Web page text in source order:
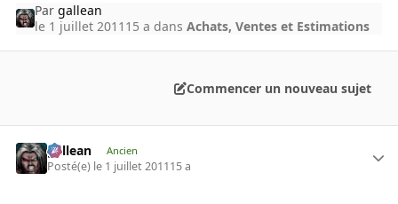
Pargallean
le 1 juillet 2011 15 a dansAchats, Ventes et Estimations
Commencer un nouveau sujet
gallean Ancien
Posté(e) le 1 juillet 201115 a